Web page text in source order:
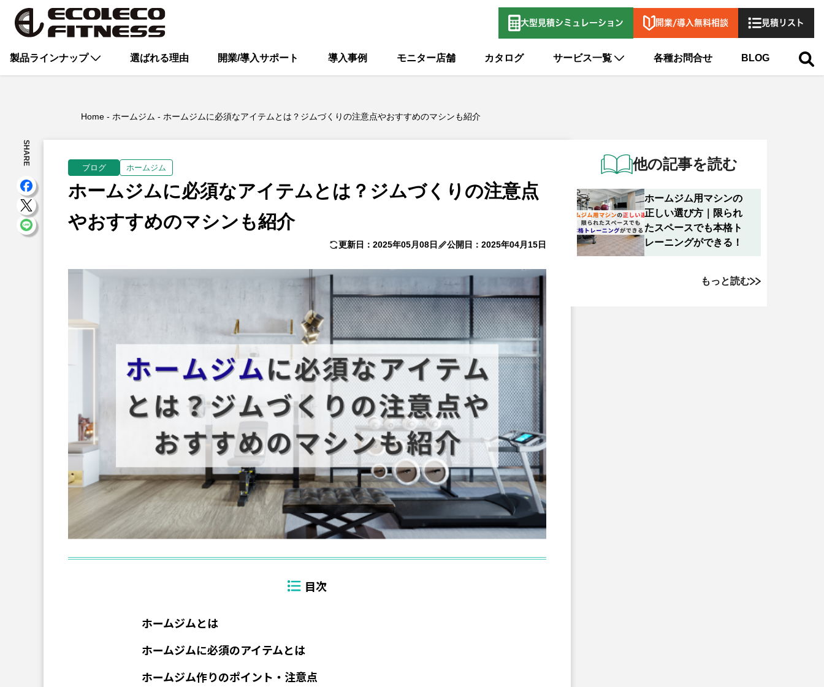
大型 見積シミュレーション 開業/導入無料相談 見積リスト
製品ラインナップ 選ばれる理由 開業/導入サポート 導入事例 モニター店舗 カタログ サービス一覧 各種お問合せ BLOG
Home ホームジム ホームジムに必須なアイテムとは？ジムづくりの注意点やおすすめのマシンも紹介
更新日：2025年05月08日 公開日：2025年04月15日
ブログ ホームジム
ホームジムに必須なアイテムとは？ジムづくりの注意点
やおすすめのマシンも紹介
SHARE
ホームジムとは
ホームジムに必須のアイテムとは
ホームジム作りのポイント・注意点
他の記事を読む
ホームジム用マシンの
正しい選び方｜限られ
たスペースでも本格ト
レーニングができる！
もっと読む